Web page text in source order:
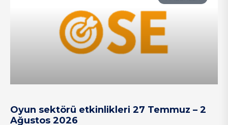
Oyun sektörü etkinlikleri 27 Temmuz – 2
Ağustos 2026